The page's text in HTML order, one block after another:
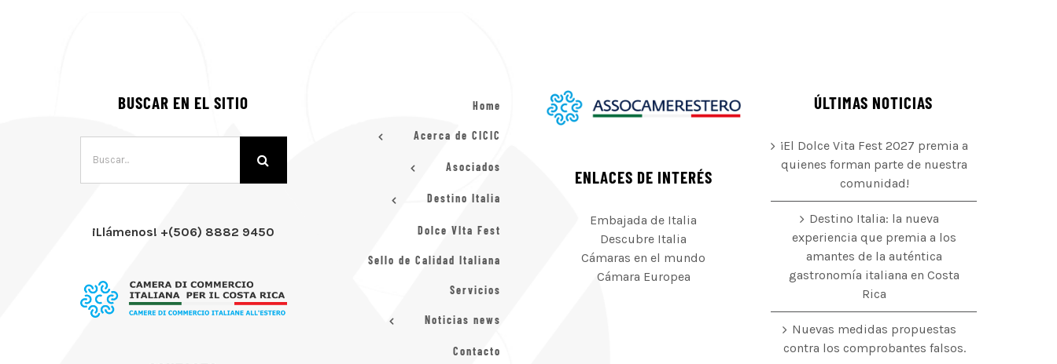
BUSCAR EN EL SITIO
¡Llámenos! +(506) 8882 9450
Home
Acerca de CICIC
Asociados
Destino Italia
Dolce VIta Fest
Sello de Calidad Italiana
Servicios
Noticias news
Contacto
ENLACES DE INTERÉS
Embajada de Italia
Descubre Italia
Cámaras en el mundo
Cámara Europea
ÚLTIMAS NOTICIAS
¡El Dolce Vita Fest 2027 premia a
quienes forman parte de nuestra
comunidad!
Destino Italia: la nueva
experiencia que premia a los
amantes de la auténtica
gastronomía italiana en Costa
Rica
Nuevas medidas propuestas
contra los comprobantes falsos.